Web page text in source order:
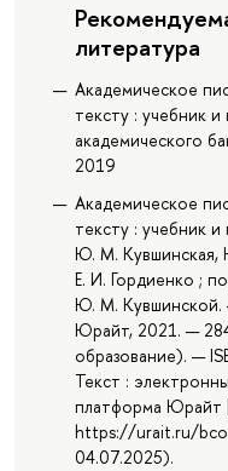
литература
Академическое
тексту : учебник и
академического
2019
Академическое
тексту : учебник
Ю. М. Кувшинская,
Е. И. Гордиенко ;
Ю. М. Кувшинской.
Юрайт, 2021. —
образование). —
Текст :
платформа Юрайт
https://urait.ru/
04.07.2025).